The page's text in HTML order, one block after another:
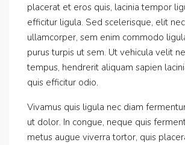
placerat et eros quis, lacinia tempor
efficitur ligula. Sed scelerisque, elit
ullamcorper, sem enim commodo
purus turpis ut sem. Ut vehicula velit
tempus, hendrerit aliquam sapien
quis efficitur odio.
Vivamus quis ligula nec diam
ut dolor. In congue, neque quis
metus augue viverra tortor, quis